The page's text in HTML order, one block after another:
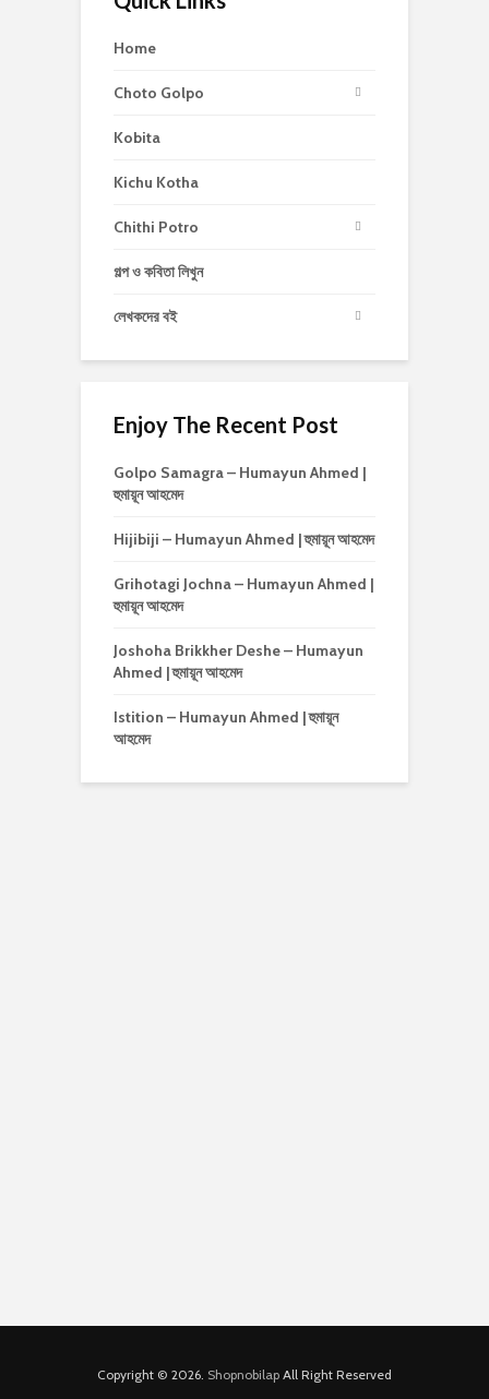
Home
Choto Golpo
Kobita
Kichu Kotha
Chithi Potro
গল্প ও কবিতা লিখুন
লেখকদের বই
Enjoy The Recent Post
Golpo Samagra – Humayun Ahmed |
হুমায়ূন আহমেদ
Hijibiji – Humayun Ahmed | হুমায়ূন আহমেদ
Grihotagi Jochna – Humayun Ahmed |
হুমায়ূন আহমেদ
Joshoha Brikkher Deshe – Humayun
Ahmed | হুমায়ূন আহমেদ
Istition – Humayun Ahmed | হুমায়ূন
আহমেদ
Copyright © 2026. Shopnobilap All Right Reserved